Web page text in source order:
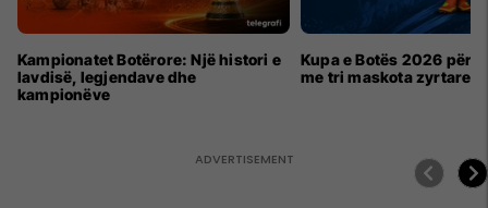
Kampionatet Botërore: Një histori e
lavdisë, legjendave dhe
kampionëve
Kupa e Botës 2026 për
me tri maskota zyrtare